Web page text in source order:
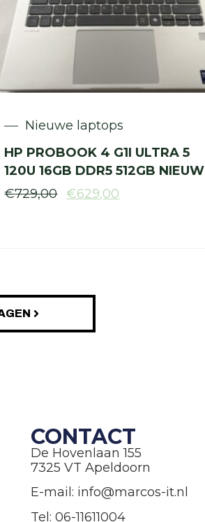
Nieuwe laptops
HP PROBOOK 4 G1I ULTRA 5
120U 16GB DDR5 512GB NIEUW
€729,00 €629,00
CONTACT
De Hovenlaan 155
7325 VT Apeldoorn
E-mail: info@marcos-it.nl
Tel: 06-11611004